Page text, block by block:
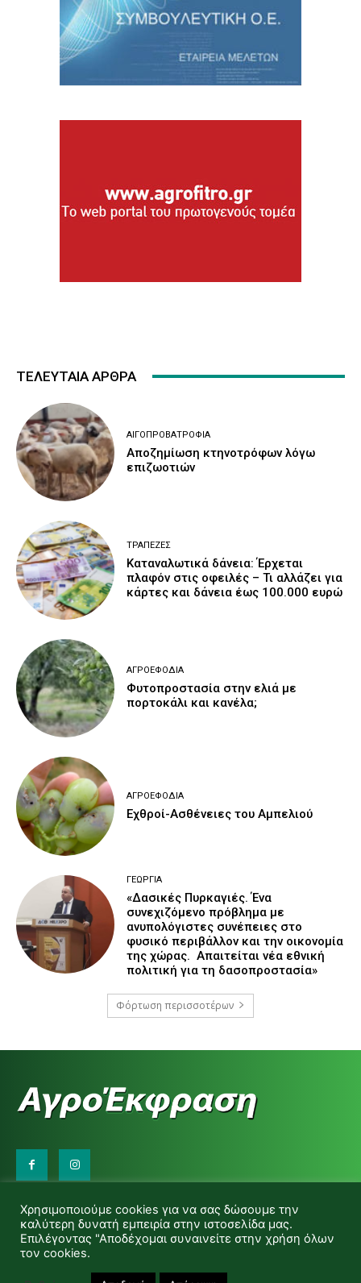
ΤΕΛΕΥΤΑΙΑ ΑΡΘΡΑ
ΑΙΓΟΠΡΟΒΑΤΡΟΦΊΑ
Αποζημίωση κτηνοτρόφων λόγω
επιζωοτιών
ΤΡΆΠΕΖΕΣ
Καταναλωτικά δάνεια: Έρχεται
πλαφόν στις οφειλές – Τι αλλάζει για
κάρτες και δάνεια έως 100.000 ευρώ
ΑΓΡΟΕΦΌΔΙΑ
Φυτοπροστασία στην ελιά με
πορτοκάλι και κανέλα;
ΑΓΡΟΕΦΌΔΙΑ
Εχθροί-Ασθένειες του Αμπελιού
ΓΕΩΡΓΊΑ
«Δασικές Πυρκαγιές. Ένα
συνεχιζόμενο πρόβλημα με
ανυπολόγιστες συνέπειες στο
φυσικό περιβάλλον και την οικονομία
της χώρας. Απαιτείται νέα εθνική
πολιτική για τη δασοπροστασία»
Φόρτωση περισσοτέρων
d.makas@yahoo.gr
info@agrofitro.gr
Μακάς Ντίνος
Χρησιμοποιούμε cookies για να σας δώσουμε την
καλύτερη δυνατή εμπειρία στην ιστοσελίδα μας.
Επιλέγοντας "Αποδέχομαι συναινείτε στην χρήση όλων
τον cookies.